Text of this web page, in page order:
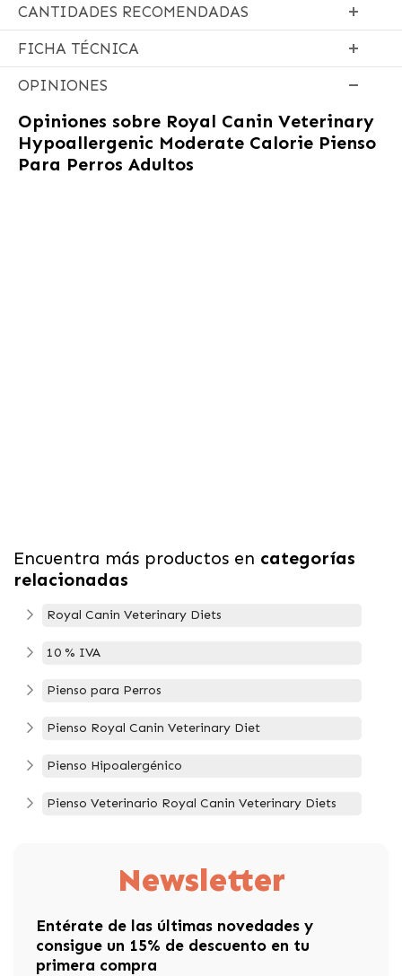
CANTIDADES RECOMENDADAS
FICHA TÉCNICA
OPINIONES
Opiniones sobre Royal Canin Veterinary
Hypoallergenic Moderate Calorie Pienso
Para Perros Adultos
Encuentra más productos en categorías
relacionadas
Royal Canin Veterinary Diets
10 % IVA
Pienso para Perros
Pienso Royal Canin Veterinary Diet
Pienso Hipoalergénico
Pienso Veterinario Royal Canin Veterinary Diets
Newsletter
Entérate de las últimas novedades y
consigue un 15% de descuento en tu
primera compra